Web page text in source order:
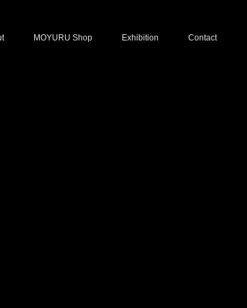
MOYURU Shop Exhibition Contact